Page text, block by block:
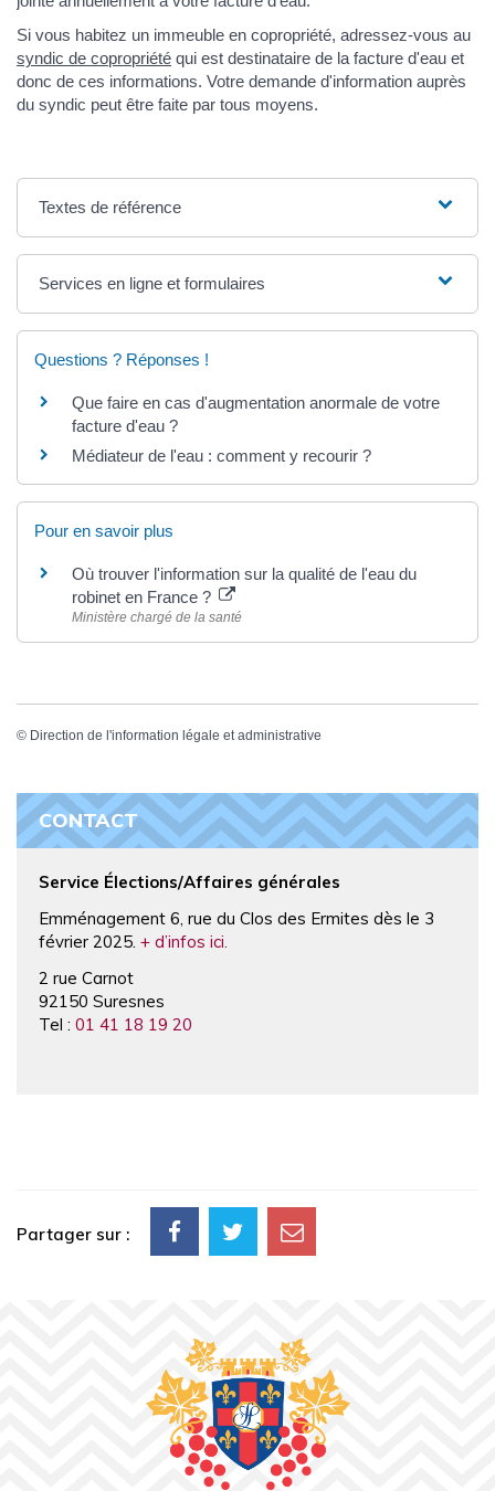
Si vous habitez un immeuble en copropriété, adressez-vous au
syndic de copropriété qui est destinataire de la facture d'eau et
donc de ces informations. Votre demande d'information auprès
du syndic peut être faite par tous moyens.
Textes de référence
Services en ligne et formulaires
Questions ? Réponses !
Que faire en cas d'augmentation anormale de votre
facture d'eau ?
Médiateur de l'eau : comment y recourir ?
Pour en savoir plus
Où trouver l'information sur la qualité de l'eau du
robinet en France ?
Ministère chargé de la santé
© Direction de l'information légale et administrative
CONTACT
Service Élections/Affaires générales
Emménagement 6, rue du Clos des Ermites dès le 3
février 2025. + d’infos ici.
2 rue Carnot
92150 Suresnes
Tel : 01 41 18 19 20
Partager sur :